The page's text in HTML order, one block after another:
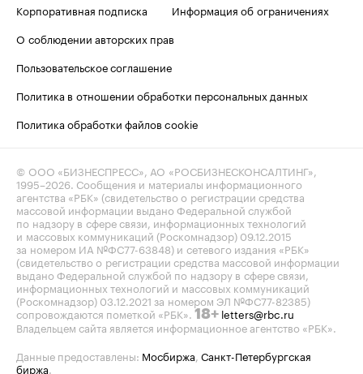
Корпоративная подписка
Информация об ограничениях
О соблюдении авторских прав
Пользовательское соглашение
Политика в отношении обработки персональных данных
Политика обработки файлов cookie
© ООО «БИЗНЕСПРЕСС», АО «РОСБИЗНЕСКОНСАЛТИНГ»,
1995–2026 . Сообщения и материалы информационного
агентства «РБК» (свидетельство о регистрации средства
массовой информации выдано Федеральной службой
по надзору в сфере связи, информационных технологий
и массовых коммуникаций (Роскомнадзор) 09.12.2015
за номером ИА №ФС77-63848) и сетевого издания «РБК»
(свидетельство о регистрации средства массовой информации
выдано Федеральной службой по надзору в сфере связи,
информационных технологий и массовых коммуникаций
(Роскомнадзор) 03.12.2021 за номером ЭЛ №ФС77-82385)
сопровождаются пометкой «РБК». 18+ letters@rbc.ru
Владельцем сайта является информационное агентство «РБК».
Данные предоставлены: Мосбиржа Санкт-Петербургская
биржа